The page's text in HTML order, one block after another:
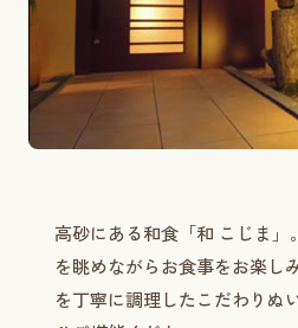
高砂にある和食「和 こじま」
を眺めながらお食事をお楽し
を丁寧に調理したこだわりぬ